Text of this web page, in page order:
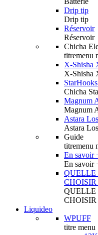
Drip tip
Drip tip
Réservoir
Réservoir
Chicha
titremenu
X-Shisha
X-Shisha
Chicha
Magnum
Magnum
Astara
Astara
Guide
titremenu
En savoir
En savoir
QUELLE
CHOISIR
QUELLE
CHOISIR
Liquideo
WPUFF
titre menu